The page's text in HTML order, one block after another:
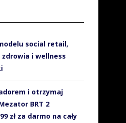
social retail,
i wellness
i otrzymaj
BRT 2
zł za darmo na cały